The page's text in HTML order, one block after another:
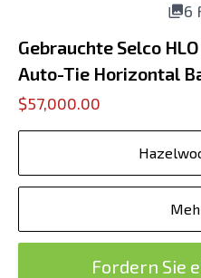
6
Gebrauchte Selco
Auto-Tie Horizontal
$57,000.00
Fordern Sie